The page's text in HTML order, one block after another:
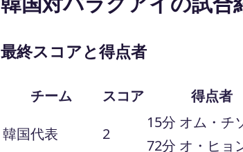
最終スコアと得点者
チーム スコア 得点者
韓国代表 2
15分 オム・チ
72分 オ・ヒョ